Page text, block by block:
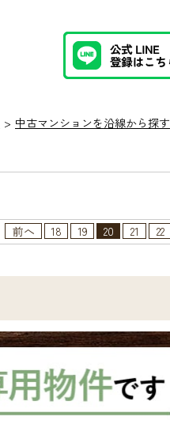
中古マンションを沿線から探す
前へ 18 19 20 21 22